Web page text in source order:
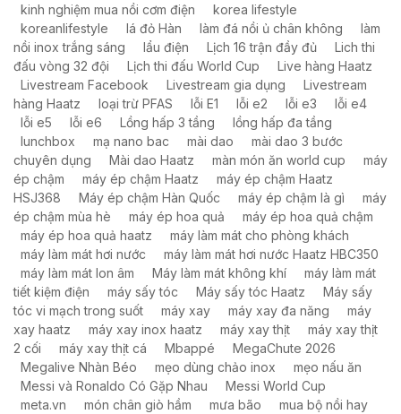
kinh nghiệm mua nồi cơm điện
korea lifestyle
koreanlifestyle
lá đỏ Hàn làm đá nồi ủ chân không
làm
nồi inox trắng sáng
lẩu điện Lịch 16 trận đầy đủ
Lich thi
đấu vòng 32 đội
Lịch thi đấu World Cup
Live hàng Haatz
Livestream Facebook
Livestream gia dụng
Livestream
hàng Haatz
loại trừ PFAS lỗi E1 lỗi e2 lỗi e3
lỗi e4
lỗi e5
lỗi e6 Lồng hấp 3 tầng
lồng hấp đa tầng
lunchbox
mạ nano bac mài dao
mài dao 3 bước
chuyên dụng
Mài dao Haatz màn món ăn world cup
máy
ép chậm
máy ép chậm Haatz
máy ép chậm Haatz
HSJ368
Máy ép chậm Hàn Quốc máy ép chậm là gì
máy
ép chậm mùa hè
máy ép hoa quả
máy ép hoa quả chậm
máy ép hoa quả haatz
máy làm mát cho phòng khách
máy làm mát hơi nước
máy làm mát hơi nước Haatz HBC350
máy làm mát Ion âm
Máy làm mát không khí
máy làm mát
tiết kiệm điện
máy sấy tóc Máy sấy tóc Haatz
Máy sấy
tóc vi mạch trong suốt
máy xay máy xay đa năng
máy
xay haatz
máy xay inox haatz máy xay thịt
máy xay thịt
2 cối
máy xay thịt cá Mbappé
MegaChute 2026
Megalive Nhàn Béo
mẹo dùng chảo inox
mẹo nấu ăn
Messi và Ronaldo Có Gặp Nhau
Messi World Cup
meta.vn
món chân giò hầm mưa bão
mua bộ nồi hay